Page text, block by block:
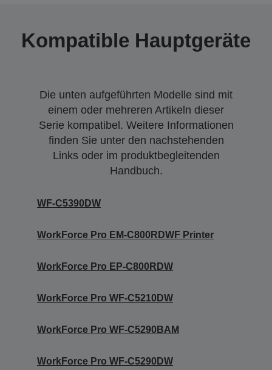
Kompatible Hauptgeräte
Die unten aufgeführten Modelle sind mit
einem oder mehreren Artikeln dieser
Serie kompatibel. Weitere Informationen
finden Sie unter den nachstehenden
Links oder im produktbegleitenden
Handbuch.
WF-C5390DW
WorkForce Pro EM-C800RDWF Printer
WorkForce Pro EP-C800RDW
WorkForce Pro WF-C5210DW
WorkForce Pro WF-C5290BAM
WorkForce Pro WF-C5290DW